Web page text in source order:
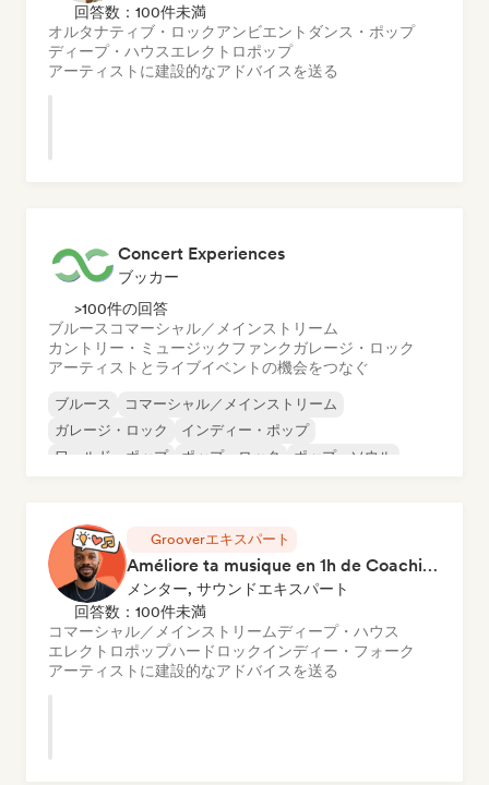
回答数：100件未満
オルタナティブ・ロックアンビエント ダンス・ポップ
ディープ・ハウスエレクトロポップ
アーティストに建設的なアドバイスを送る
Concert Experiences
ブッカー
>100件の回答
ブルース コマーシャル／メインストリーム
カントリー・ミュージックファンクガレージ・ロック
アーティストとライブイベントの機会をつなぐ
ブルース
コマーシャル／メインストリーム
ガレージ・ロック
インディー・ポップ
ワールド・ポップ
ポップ・ロック
ポップ・ソウル
Grooverエキスパート
Améliore ta musique en 1h de Coaching
メンター, サウンドエキスパート
回答数：100件未満
コマーシャル／メインストリームディープ・ハウス
エレクトロポップハードロックインディー・フォーク
アーティストに建設的なアドバイスを送る